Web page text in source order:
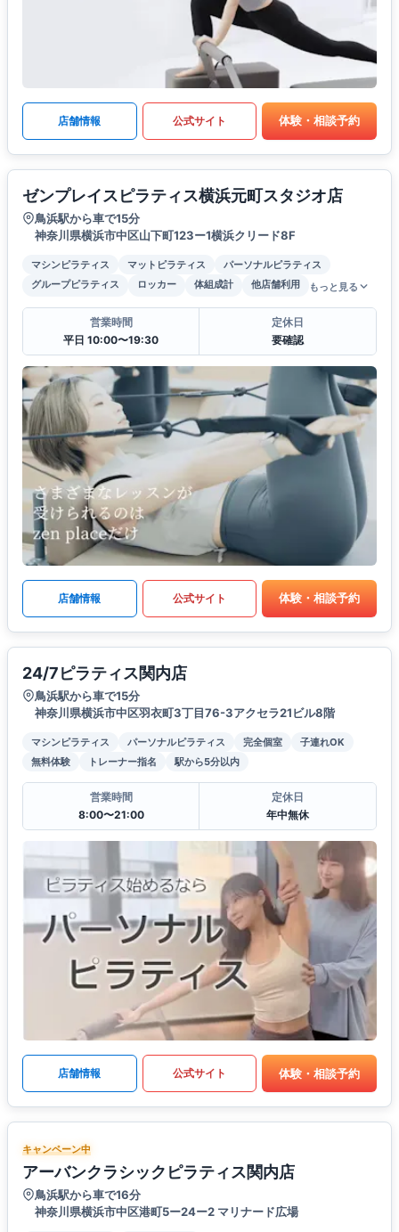
店舗情報 公式サイト 体験・相談予約
ゼンプレイスピラティス横浜元町スタジオ店
鳥浜駅から車で15分
神奈川県横浜市中区山下町123ー1横浜クリード8F
マシンピラティス マットピラティス
パーソナルピラティス
グループピラティス
ロッカー 体組成計 他店舗利用 もっと見る
営業時間
平日 10:00〜19:30
定休日
要確認
店舗情報 公式サイト 体験・相談予約
24/7ピラティス関内店
鳥浜駅から車で15分
神奈川県横浜市中区羽衣町3丁目76-3アクセラ21ビル8階
マシンピラティス パーソナルピラティス 完全個室
子連れOK
無料体験
トレーナー指名 駅から5分以内
営業時間
8:00〜21:00
定休日
年中無休
店舗情報 公式サイト 体験・相談予約
キャンペーン中
アーバンクラシックピラティス関内店
鳥浜駅から車で16分
神奈川県横浜市中区港町5ー24ー2 マリナード広場